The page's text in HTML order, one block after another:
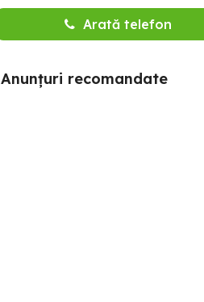
Arată telefon
Anunțuri recomandate